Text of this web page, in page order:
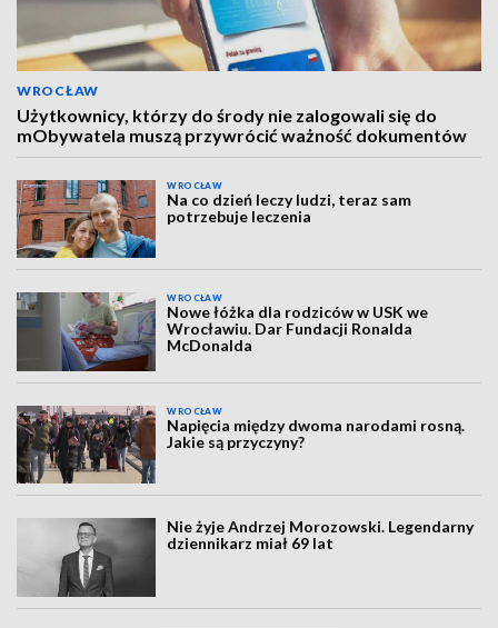
WROCŁAW
Użytkownicy, którzy do środy nie zalogowali się do
mObywatela muszą przywrócić ważność dokumentów
WROCŁAW
Na co dzień leczy ludzi, teraz sam
potrzebuje leczenia
WROCŁAW
Nowe łóżka dla rodziców w USK we
Wrocławiu. Dar Fundacji Ronalda
McDonalda
WROCŁAW
Napięcia między dwoma narodami rosną.
Jakie są przyczyny?
Nie żyje Andrzej Morozowski. Legendarny
dziennikarz miał 69 lat